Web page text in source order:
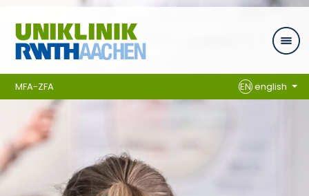
Skip navigation
MFA-ZFA EN english